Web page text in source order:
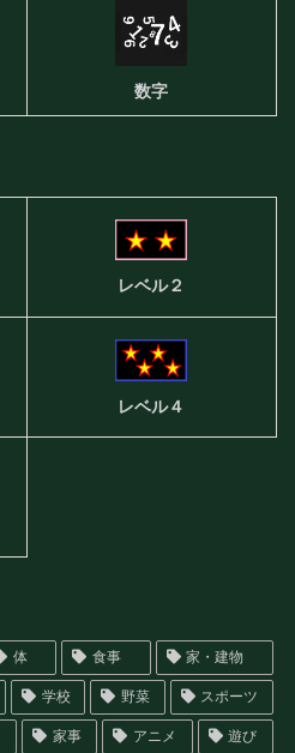
数字
レベル２
レベル４
体 食事 家・建物
学校 野菜 スポーツ
家事 アニメ 遊び